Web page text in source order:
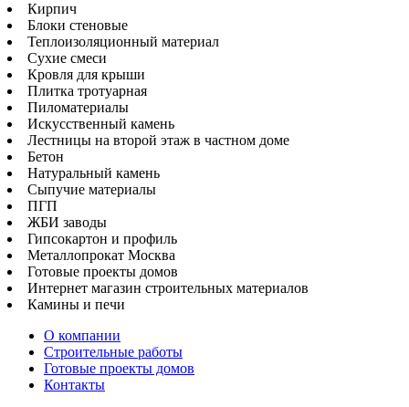
Кирпич
Блоки стеновые
Теплоизоляционный материал
Сухие смеси
Кровля для крыши
Плитка тротуарная
Пиломатериалы
Искусственный камень
Лестницы на второй этаж в частном доме
Бетон
Натуральный камень
Сыпучие материалы
ПГП
ЖБИ заводы
Гипсокартон и профиль
Металлопрокат Москва
Готовые проекты домов
Интернет магазин строительных материалов
Камины и печи
О компании
Строительные работы
Готовые проекты домов
Контакты